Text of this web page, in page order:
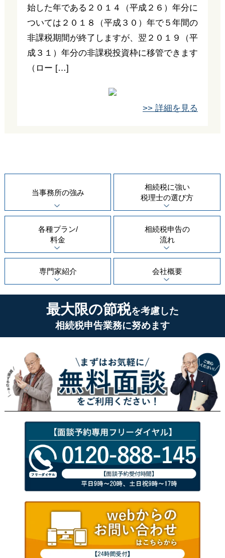
始した年である２０１４（平成２６）年分に
ついては２０１８（平成３０）年で５年間の
非課税期間が終了しますが、翌２０１９（平
成３１）年分の非課税投資枠に移管できます
（ロー […]
>> 詳細を見る
当事務所の強み
相続税に強い
税理士の選び方
各種プラン/
料金
相続税申告の
流れ
専門家紹介 会社概要
最大限の節税を考慮した
相続税申告業務に努めます